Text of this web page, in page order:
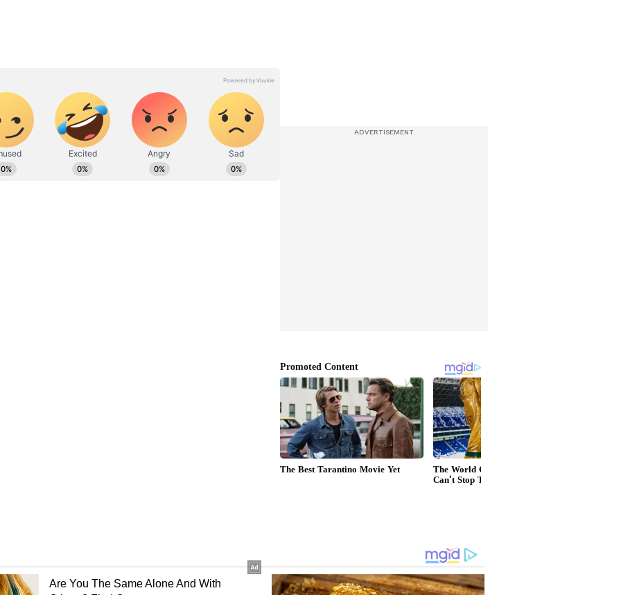
ಸಿಎಂ ಸಿದ್ದರಾಮಯ್ಯನವರು ಶ್ರೀವಿರೂಪಾಕ್ಷೇಶ್ವರ
ಅರ್ಚಕರು ಮುಖ್ಯಮಂತ್ರಿ ಅವರಿಗೆ ರುದ್ರಾಕ್ಷಿ ಮಾಲೆ
ವರ್ಗಗಳ ಕಲ್ಯಾಣ, ಕನ್ನಡ ಮತ್ತು ಸಂಸ್ಕೃತಿ
ಮತ್ತು ಸಂಸದೀಯ ವ್ಯವಹಾರಗಳು ಮತ್ತು
ನಗರಾಭಿವೃದ್ಧಿ ಮತ್ತು ನಗರ ಯೋಜನೆ ಸಚಿವ ಭೈರತಿ
ವಾಣಿಜ್ಯ, ಕ್ರೀಡೆ, ಮನೋರಂಜನೆ ಸೇರಿ ವೈವಿಧ್ಯಮಯ ಸುದ್ದಿಗಳ
ಅಸ್ಮಿತೆಯ ಸಂಕೇತ. ಸದಾ ಕರುನಾಡು, ನುಡಿ, ಸಂಸ್ಕೃತಿ ಪರ ಧ್ವನಿ
ಸುದ್ದಿಗಳು ಸುವರ್ಣ ನ್ಯೂಸ್ ವೆಬ್‌ಸೈಟಲ್ಲೂ ಲಭ್ಯ.